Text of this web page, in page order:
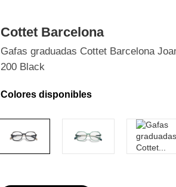
Cottet Barcelona
Gafas graduadas Cottet Barcelona
200 Black
Colores disponibles